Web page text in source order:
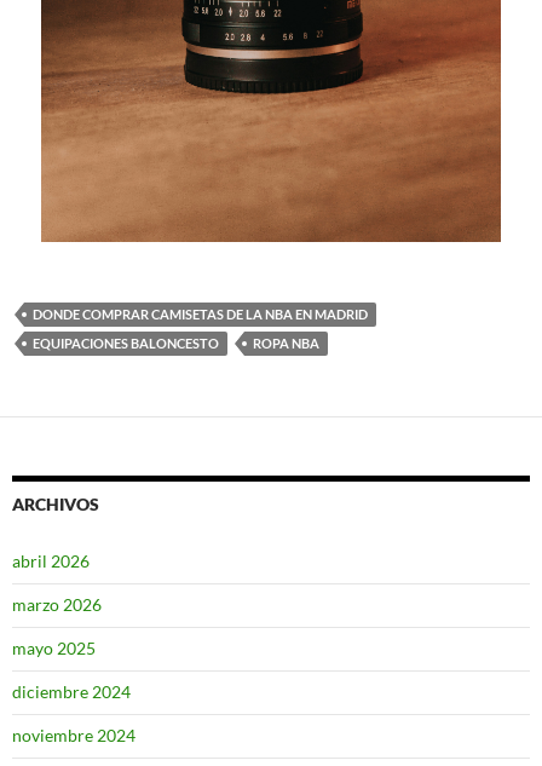
DONDE COMPRAR CAMISETAS DE LA NBA EN MADRID
EQUIPACIONES BALONCESTO
ROPA NBA
ARCHIVOS
abril 2026
marzo 2026
mayo 2025
diciembre 2024
noviembre 2024